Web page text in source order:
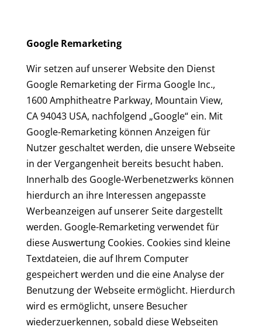
Google Remarketing
Wir setzen auf unserer Website den Dienst
Google Remarketing der Firma Google Inc.,
1600 Amphitheatre Parkway, Mountain View,
CA 94043 USA, nachfolgend „Google“ ein. Mit
Google-Remarketing können Anzeigen für
Nutzer geschaltet werden, die unsere Webseite
in der Vergangenheit bereits besucht haben.
Innerhalb des Google-Werbenetzwerks können
hierdurch an ihre Interessen angepasste
Werbeanzeigen auf unserer Seite dargestellt
werden. Google-Remarketing verwendet für
diese Auswertung Cookies. Cookies sind kleine
Textdateien, die auf Ihrem Computer
gespeichert werden und die eine Analyse der
Benutzung der Webseite ermöglicht. Hierdurch
wird es ermöglicht, unsere Besucher
wiederzuerkennen, sobald diese Webseiten